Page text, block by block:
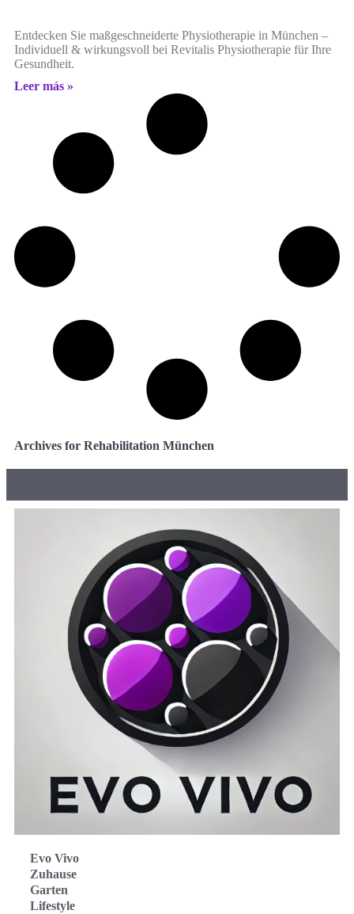
Entdecken Sie maßgeschneiderte Physiotherapie in München –
Individuell & wirkungsvoll bei Revitalis Physiotherapie für Ihre
Gesundheit.
Leer más »
Archives for Rehabilitation München
Evo Vivo
Zuhause
Garten
Lifestyle